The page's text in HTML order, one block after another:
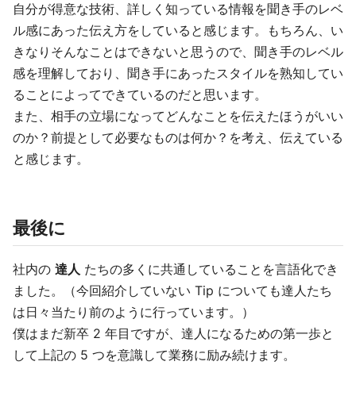
自分が得意な技術、詳しく知っている情報を聞き手のレベ
ル感にあった伝え方をしていると感じます。もちろん、い
きなりそんなことはできないと思うので、聞き手のレベル
感を理解しており、聞き手にあったスタイルを熟知してい
ることによってできているのだと思います。
また、相手の立場になってどんなことを伝えたほうがいい
のか？前提として必要なものは何か？を考え、伝えている
と感じます。
最後に
社内の 達人 たちの多くに共通していることを言語化でき
ました。（今回紹介していない Tip についても達人たち
は日々当たり前のように行っています。）
僕はまだ新卒 2 年目ですが、達人になるための第一歩と
して上記の 5 つを意識して業務に励み続けます。